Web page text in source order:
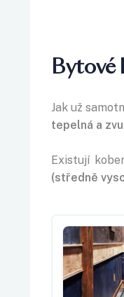
Bytové
Jak už
tepelná a
Existují
(středně